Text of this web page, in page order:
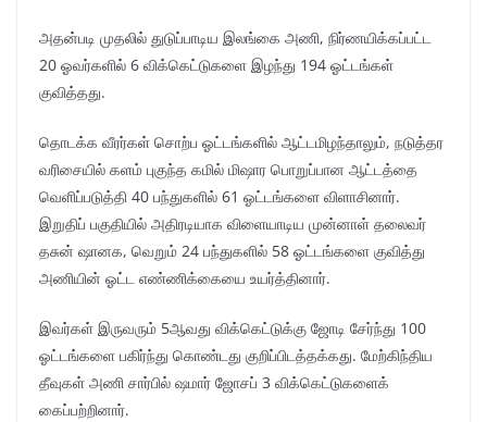
அதன்படி முதலில் துடுப்பாடிய இலங்கை அணி, நிர்ணயிக்கப்பட்ட
20 ஓவர்களில் 6 விக்கெட்டுகளை இழந்து 194 ஓட்டங்கள்
குவித்தது.
தொடக்க வீரர்கள் சொற்ப ஓட்டங்களில் ஆட்டமிழந்தாலும், நடுத்தர
வரிசையில் களம் புகுந்த கமில் மிஷார பொறுப்பான ஆட்டத்தை
வெளிப்படுத்தி 40 பந்துகளில் 61 ஓட்டங்களை விளாசினார்.
இறுதிப் பகுதியில் அதிரடியாக விளையாடிய முன்னாள் தலைவர்
தசுன் ஷானக, வெறும் 24 பந்துகளில் 58 ஓட்டங்களை குவித்து
அணியின் ஓட்ட எண்ணிக்கையை உயர்த்தினார்.
இவர்கள் இருவரும் 5ஆவது விக்கெட்டுக்கு ஜோடி சேர்ந்து 100
ஓட்டங்களை பகிர்ந்து கொண்டது குறிப்பிடத்தக்கது. மேற்கிந்திய
தீவுகள் அணி சார்பில் ஷமார் ஜோசப் 3 விக்கெட்டுகளைக்
கைப்பற்றினார்.